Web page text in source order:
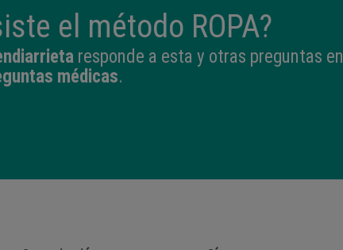
el método ROPA?
responde a esta y otras preguntas en
médicas.